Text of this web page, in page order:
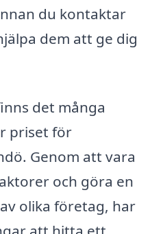
du kontaktar
dem att ge dig
det många
priset för
Genom att vara
och göra en
olika företag, har